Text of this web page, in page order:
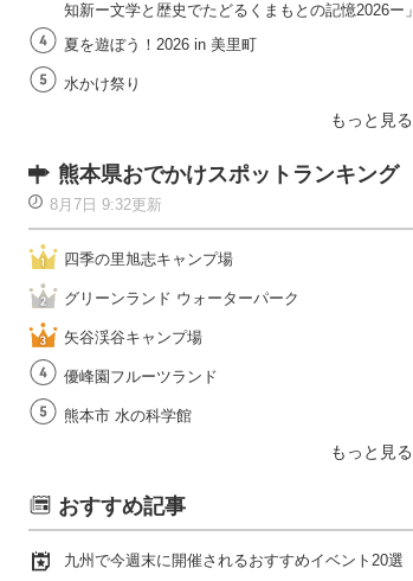
知新ー文学と歴史でたどるくまもとの記憶2026ー」
夏を遊ぼう！2026 in 美里町
水かけ祭り
もっと見る
熊本県おでかけスポットランキング
8月7日 9:32更新
四季の里旭志キャンプ場
グリーンランド ウォーターパーク
矢谷渓谷キャンプ場
優峰園フルーツランド
熊本市 水の科学館
もっと見る
おすすめ記事
九州で今週末に開催されるおすすめイベント20選